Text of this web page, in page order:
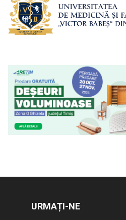
URMAȚI-NE